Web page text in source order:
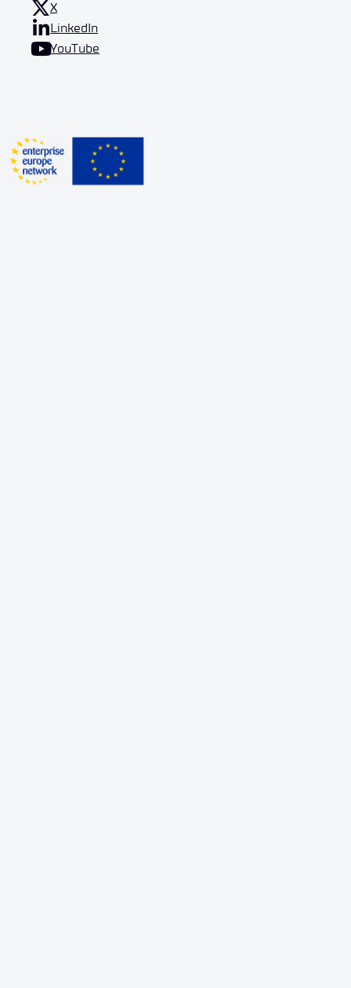
X
LinkedIn
YouTube